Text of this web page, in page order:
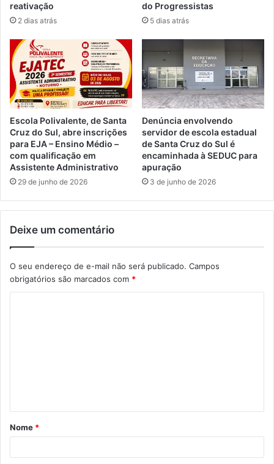
reativação
2 dias atrás
do Progressistas
5 dias atrás
Escola Polivalente, de Santa
Cruz do Sul, abre inscrições
para EJA – Ensino Médio –
com qualificação em
Assistente Administrativo
29 de junho de 2026
Denúncia envolvendo
servidor de escola estadual
de Santa Cruz do Sul é
encaminhada à SEDUC para
apuração
3 de junho de 2026
Deixe um comentário
O seu endereço de e-mail não será publicado. Campos
obrigatórios são marcados com *
á
r
Nome *